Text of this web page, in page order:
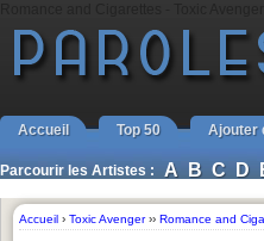
Accueil Top 50 Ajouter
Parcourir les Artistes : A B C D
Accueil › Toxic Avenger›› Romance and